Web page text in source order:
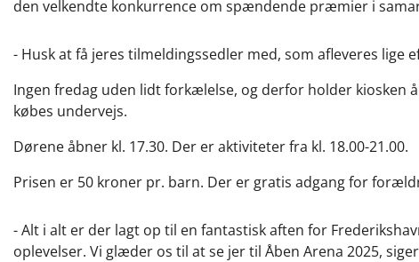
den velkendte konkurrence om spændende præmier i
- Husk at få jeres tilmeldingssedler med, som afleveres lige
Ingen fredag uden lidt forkælelse, og derfor holder kiosken
købes undervejs.
Dørene åbner kl. 17.30. Der er aktiviteter fra kl. 18.00-21.00.
Prisen er 50 kroner pr. barn. Der er gratis adgang for
- Alt i alt er der lagt op til en fantastisk aften for
oplevelser. Vi glæder os til at se jer til Åben Arena 2025,